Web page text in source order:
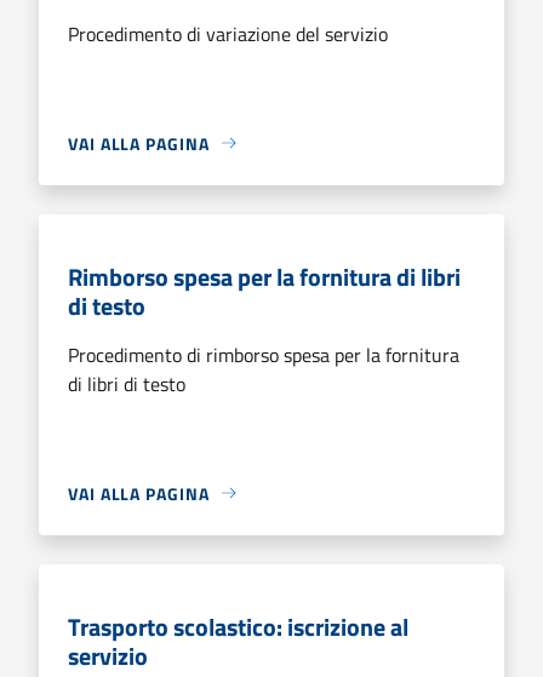
Procedimento di variazione del servizio
VAI ALLA PAGINA
Rimborso spesa per la fornitura di libri
di testo
Procedimento di rimborso spesa per la fornitura
di libri di testo
VAI ALLA PAGINA
Trasporto scolastico: iscrizione al
servizio